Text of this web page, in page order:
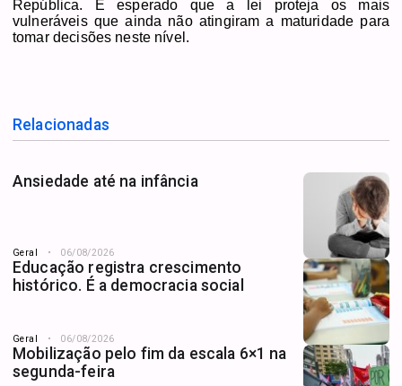
República. É esperado que a lei proteja os mais
vulneráveis que ainda não atingiram a maturidade para
tomar decisões neste nível.
Relacionadas
Ansiedade até na infância
Geral 06/08/2026
Educação registra crescimento
histórico. É a democracia social
Geral 06/08/2026
Mobilização pelo fim da escala 6×1 na
segunda-feira